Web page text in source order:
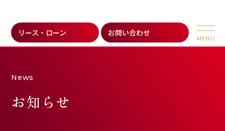
リース・ローン お問い合わせ
News
お知らせ